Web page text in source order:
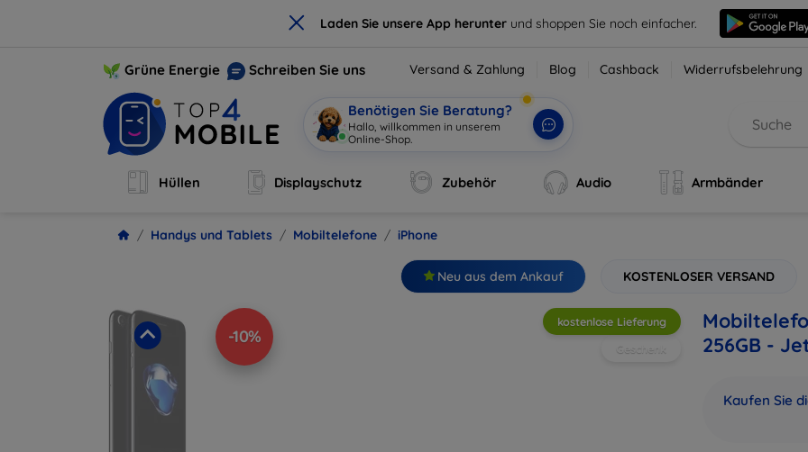
× Laden Sie unsere App herunter und shoppen Sie noch einfacher.
Grüne Energie Schreiben Sie uns Versand & Zahlung Blog Cashback Widerrufsbelehrung
Benötigen Sie Beratung?
Hallo, willkommen in unser|
Hüllen Displayschutz Zubehör Audio Armbänder
Handys und Tablets Mobiltelefone iPhone
Neu aus dem Ankauf KOSTENLOSER VERSAND
-10%
kostenlose Lieferung
256GB -
Kaufen Sie